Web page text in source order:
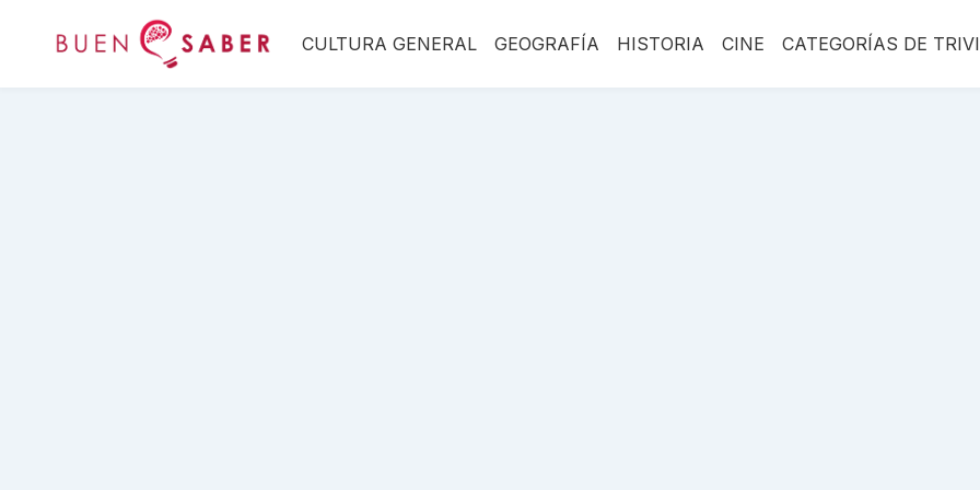
CULTURA GENERAL GEOGRAFÍA HISTORIA CINE CATEGORÍAS DE